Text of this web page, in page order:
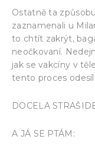
Ostatně ta
zaznamenali u
to chtít zakrýt,
neočkovaní.
jak se vakcíny v
tento proces
DOCELA
A JÁ SE PTÁM: